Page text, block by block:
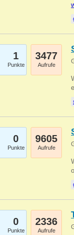
1
Punkte
3477
Aufrufe
0
Punkte
9605
Aufrufe
0
Punkte
2336
Aufrufe